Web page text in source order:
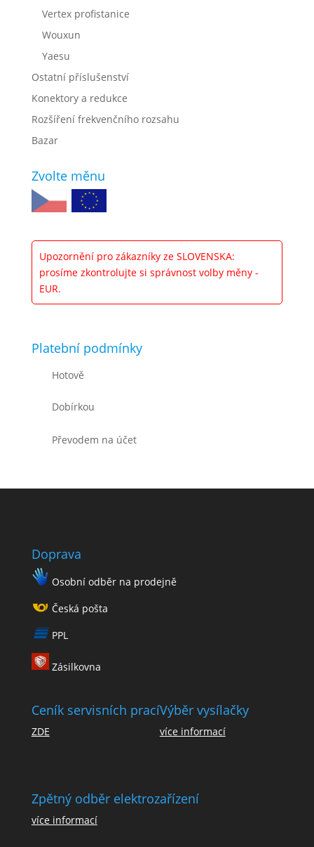
Vertex profistanice
Wouxun
Yaesu
Ostatní příslušenství
Konektory a redukce
Rozšíření frekvenčního rozsahu
Bazar
Zvolte měnu
Upozornění pro zákazníky ze SLOVENSKA:
prosíme zkontrolujte si správnost volby měny -
EUR.
Platební podmínky
Hotově
Dobírkou
Převodem na účet
Doprava
Osobní odběr na prodejně
Česká pošta
PPL
Zásilkovna
Ceník servisních prací
ZDE
Výběr vysílačky
více informací
Zpětný odběr elektrozařízení
více informací